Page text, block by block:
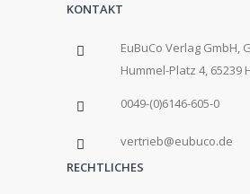
KONTAKT
EuBuCo Verlag GmbH,
Hummel-Platz 4, 65239
0049-(0)6146-605-0
vertrieb@eubuco.de
RECHTLICHES